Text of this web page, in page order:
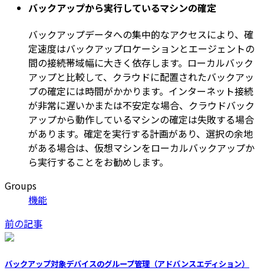
バックアップから実行しているマシンの確定
バックアップデータへの集中的なアクセスにより、確
定速度はバックアップロケーションとエージェントの
間の接続帯域幅に大きく依存します。ローカルバック
アップと比較して、クラウドに配置されたバックアッ
プの確定には時間がかかります。インターネット接続
が非常に遅いかまたは不安定な場合、クラウドバック
アップから動作しているマシンの確定は失敗する場合
があります。確定を実行する計画があり、選択の余地
がある場合は、仮想マシンをローカルバックアップか
ら実行することをお勧めします。
Groups
機能
前の記事
バックアップ対象デバイスのグループ管理（アドバンスエディション）